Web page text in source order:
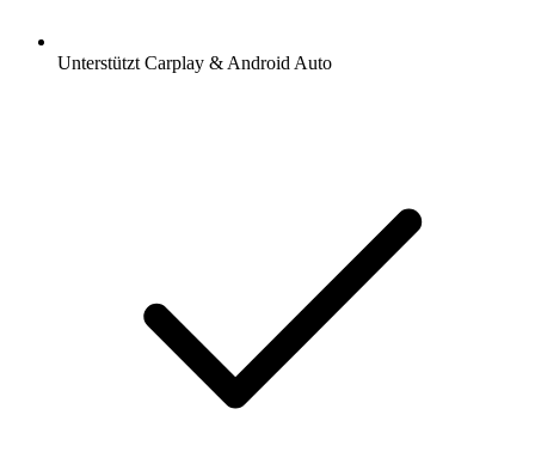
Unterstützt Carplay & Android Auto